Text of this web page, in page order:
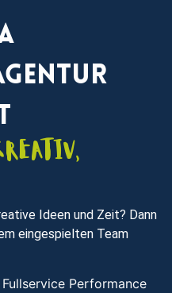
Ideen und Zeit? Dann
eingespielten Team
Performance